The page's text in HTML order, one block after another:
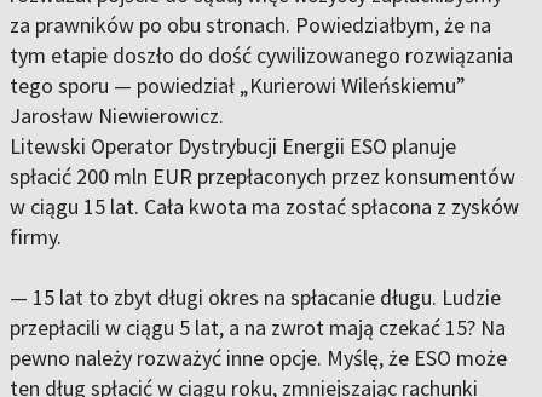
za prawników po obu stronach. Powiedziałbym, że na
tym etapie doszło do dość cywilizowanego rozwiązania
tego sporu — powiedział „Kurierowi Wileńskiemu”
Jarosław Niewierowicz.
Litewski Operator Dystrybucji Energii ESO planuje
spłacić 200 mln EUR przepłaconych przez konsumentów
w ciągu 15 lat. Cała kwota ma zostać spłacona z zysków
firmy.
— 15 lat to zbyt długi okres na spłacanie długu. Ludzie
przepłacili w ciągu 5 lat, a na zwrot mają czekać 15? Na
pewno należy rozważyć inne opcje. Myślę, że ESO może
ten dług spłacić w ciągu roku, zmniejszając rachunki